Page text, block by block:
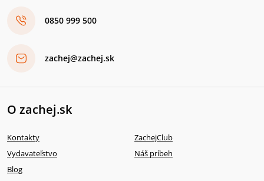
0850 999 500
zachej@zachej.sk
O zachej.sk
Kontakty
ZachejClub
Vydavateľstvo
Náš príbeh
Blog